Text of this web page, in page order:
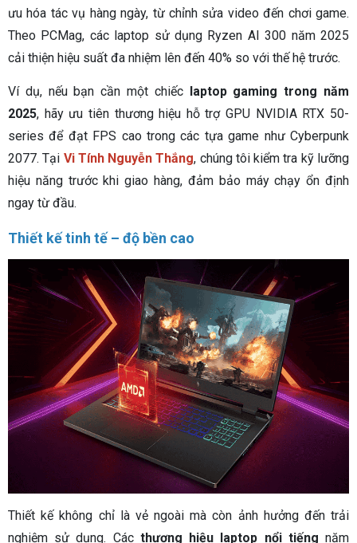
ưu hóa tác vụ hàng ngày, từ chỉnh sửa video đến chơi game.
Theo PCMag, các laptop sử dụng Ryzen AI 300 năm 2025
cải thiện hiệu suất đa nhiệm lên đến 40% so với thế hệ trước.
Ví dụ, nếu bạn cần một chiếc
laptop gaming trong năm
2025, hãy ưu tiên thương hiệu hỗ trợ GPU NVIDIA RTX 50-
series để đạt FPS cao trong các tựa game như Cyberpunk
2077. Tại Vi Tính Nguyễn Thắng, chúng tôi kiểm tra kỹ lưỡng
hiệu năng trước khi giao hàng, đảm bảo máy chạy ổn định
ngay từ đầu.
Thiết kế tinh tế – độ bền cao
Thiết kế không chỉ là vẻ ngoài mà còn ảnh hưởng đến trải
nghiệm sử dụng. Các thương hiệu laptop nổi tiếng năm